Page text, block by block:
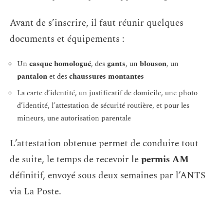
Avant de s’inscrire, il faut réunir quelques
documents et équipements :
Un casque homologué, des gants, un blouson, un
pantalonet deschaussures montantes
La carte d’identité, un justificatif de domicile, une photo
d’identité, l’attestation de sécurité routière, et pour les
mineurs, une autorisation parentale
L’attestation obtenue permet de conduire tout
de suite, le temps de recevoir lepermis AM
définitif, envoyé sous deux semaines par l’ANTS
via La Poste.